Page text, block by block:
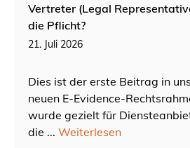
Vertreter (Legal
die Pflicht?
21. Juli 2026
Dies ist der erste Beitrag in
neuen E-Evidence-
wurde gezielt für
die ... Weiterlesen